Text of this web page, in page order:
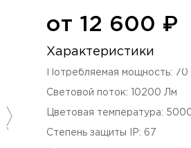
от 12 600 ₽
Характеристики
Потребляемая мощность: 70
Световой поток: 10200 Лм
Цветовая температура:
Степень защиты IP: 67